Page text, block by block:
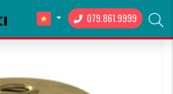
079.861.9999